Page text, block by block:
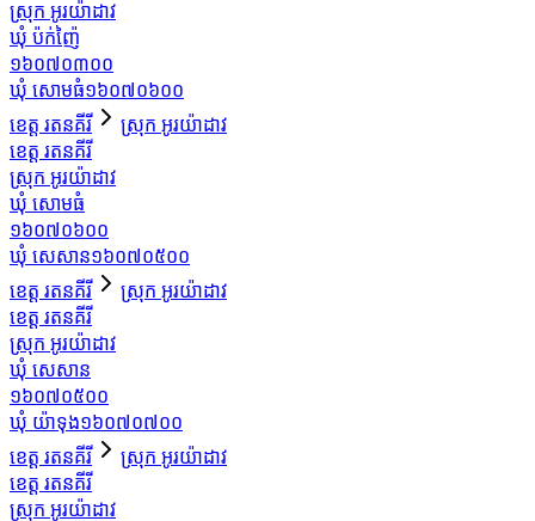
ស្រុក អូរយ៉ាដាវ
ឃុំ ប៉ក់ញ៉ៃ
១៦០៧០៣០០
ឃុំ សោមធំ១៦០៧០៦០០
ខេត្ត រតនគីរី
ស្រុក អូរយ៉ាដាវ
ខេត្ត រតនគីរី
ស្រុក អូរយ៉ាដាវ
ឃុំ សោមធំ
១៦០៧០៦០០
ឃុំ សេសាន១៦០៧០៥០០
ខេត្ត រតនគីរី
ស្រុក អូរយ៉ាដាវ
ខេត្ត រតនគីរី
ស្រុក អូរយ៉ាដាវ
ឃុំ សេសាន
១៦០៧០៥០០
ឃុំ យ៉ាទុង១៦០៧០៧០០
ខេត្ត រតនគីរី
ស្រុក អូរយ៉ាដាវ
ខេត្ត រតនគីរី
ស្រុក អូរយ៉ាដាវ